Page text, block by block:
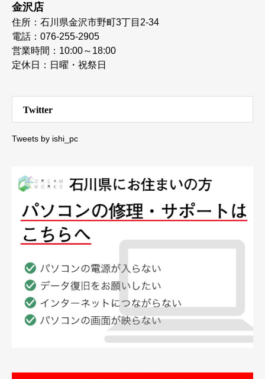
金沢店
住所：石川県金沢市野町3丁目2-34
電話：076-255-2905
営業時間：10:00～18:00
定休日：日曜・祝祭日
Twitter
Tweets by ishi_pc